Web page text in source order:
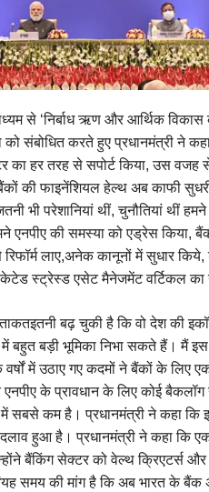
से ‘निर्बाध ऋण और आर्थिक
संबोधित करते हुए प्रधानमंत्री ने
का हर तरह से सपोर्ट किया, उस
की फाइनेंशियल हेल्थ अब काफी
भी परेशानियां थीं, चुनौतियां थीं
एनपीए की समस्या को एड्रेस किया,
लाए,अनेक कानूनों में सुधार किये,
स्ट्रेस्ड एसेट मैनेजमेंट वर्टिकल का
बढ़ चुकी है कि वो देश की
बहुत बड़ी भूमिका निभा सकते हैं। मैं
में उठाए गए कदमों ने बैंकों के लिए
के प्रावधान के लिए कोई बैकलॉग
में सबसे कम है। प्रधानमंत्री ने कहा कि
बदलाव हुआ है। प्रधानमंत्री ने कहा कि
बैंकिंग सेक्टर को वेल्थ क्रिएटर्स और
समय की मांग है कि अब भारत के